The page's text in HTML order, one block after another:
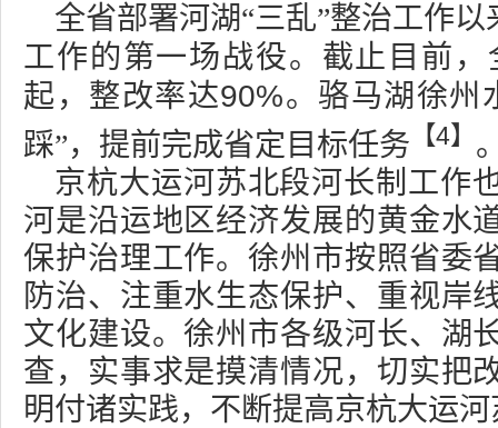
全省部署河湖“三乱”整治工作
工作的第一场战役。截止目前
起，整改率达90%。骆马湖徐州
踩”，提前完成省定目标任务 【4】
京杭大运河苏北段河长制工作
河是沿运地区经济发展的黄金水
保护治理工作。徐州市按照省委
防治、注重水生态保护、重视岸
文化建设。徐州市各级河长、湖
查，实事求是摸清情况，切实把
明付诸实践，不断提高京杭大运